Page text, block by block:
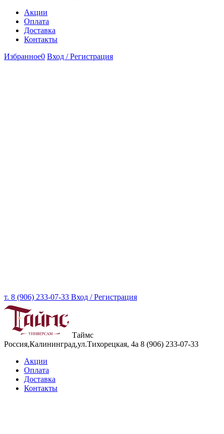
Акции
Оплата
Доставка
Контакты
Избранное0 Вход / Регистрация
т. 8 (906) 233-07-33 Вход / Регистрация
Таймс
Россия,Калининград,ул.Тихорецкая, 4а 8 (906) 233-07-33
Акции
Оплата
Доставка
Контакты